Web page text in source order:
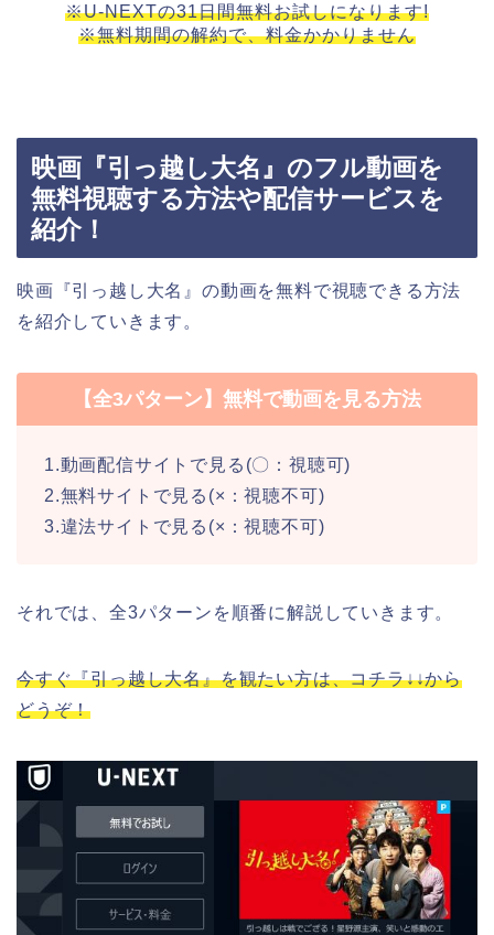
※U-NEXTの31日間無料お試しになります!
※無料期間の解約で、料金かかりません
映画『引っ越し大名』のフル動画を
無料視聴する方法や配信サービスを
紹介！
映画『引っ越し大名』の動画を無料で視聴できる方法
を紹介していきます。
【全3パターン】無料で動画を見る方法
1.動画配信サイトで見る(〇：視聴可)
2.無料サイトで見る(×：視聴不可)
3.違法サイトで見る(×：視聴不可)
それでは、全3パターンを順番に解説していきます。
今すぐ『引っ越し大名』を観たい方は、コチラ↓↓から
どうぞ！